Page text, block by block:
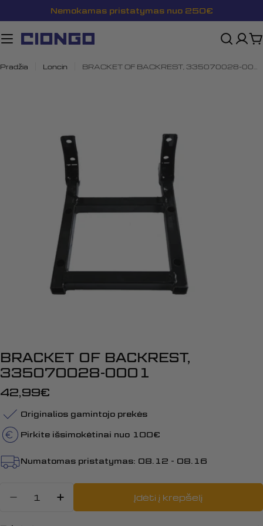
prie
turinio
Nemokamas pristatymas nuo 250€
Pradžia Loncin
mediją 0 modalyje
BRACKET OF BACKREST,
335070028-0001
Įprasta
kaina
42,99€
Originalios gamintojo prekės
Pirkite išsimokėtinai nuo 100€
Numatomas pristatymas: 08.12 - 08.16
Sumažinti kiekį: BRACKET OF
Padidinti BRACKET OF
Įdėti į krepšelį